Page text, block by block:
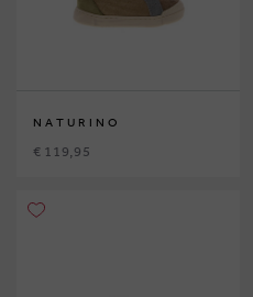
NATURINO
€ 119,95